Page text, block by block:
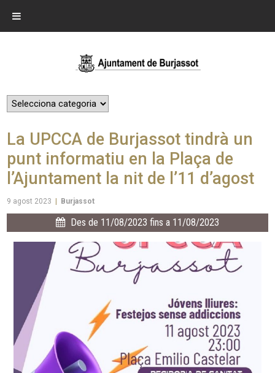
La UPCCA de Burjassot tindrà un
punt informatiu en la Plaça de
l’Ajuntament la nit de l’11 d’agost
9 agost 2023 Burjassot
Des de 11/08/2023 fins a 11/08/2023